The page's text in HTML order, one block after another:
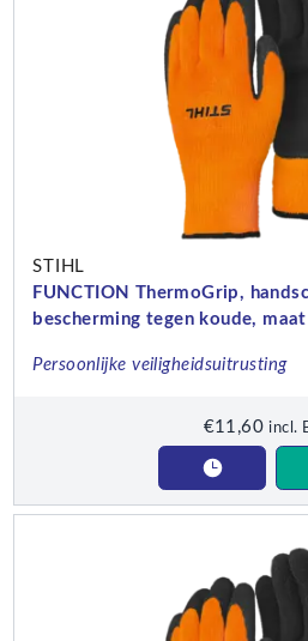
STIHL
FUNCTION ThermoGrip,
bescherming tegen koude, maat
Persoonlijke veiligheidsuitrusting
€11,60 incl.